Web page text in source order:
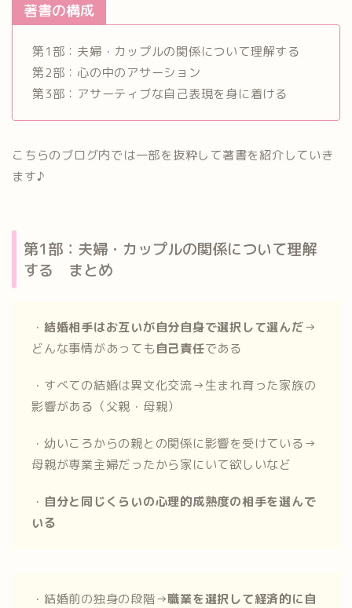
著書の構成
第1部：夫婦・カップルの関係について理解する
第2部：心の中のアサーション
第3部：アサーティブな自己表現を身に着ける
こちらのブログ内では一部を抜粋して著書を紹介していき
ます♪
第1部：夫婦・カップルの関係について理解
する まとめ
・ 結婚相手はお互いが自分自身で選択して選んだ→
どんな事情があっても自己責任である
・すべての結婚は異文化交流→生まれ育った家族の
影響がある（父親・母親）
・幼いころからの親との関係に影響を受けている→
母親が専業主婦だったから家にいて欲しいなど
・ 自分と同じくらいの心理的成熟度の相手を選んで
いる
・結婚前の独身の段階→職業を選択して経済的に自